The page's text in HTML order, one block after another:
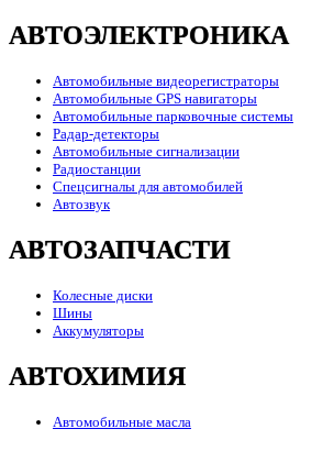
АВТОЭЛЕКТРОНИКА
Автомобильные видеорегистраторы
Автомобильные GPS навигаторы
Автомобильные парковочные системы
Радар-детекторы
Автомобильные сигнализации
Радиостанции
Спецсигналы для автомобилей
Автозвук
АВТОЗАПЧАСТИ
Колесные диски
Шины
Аккумуляторы
АВТОХИМИЯ
Автомобильные масла